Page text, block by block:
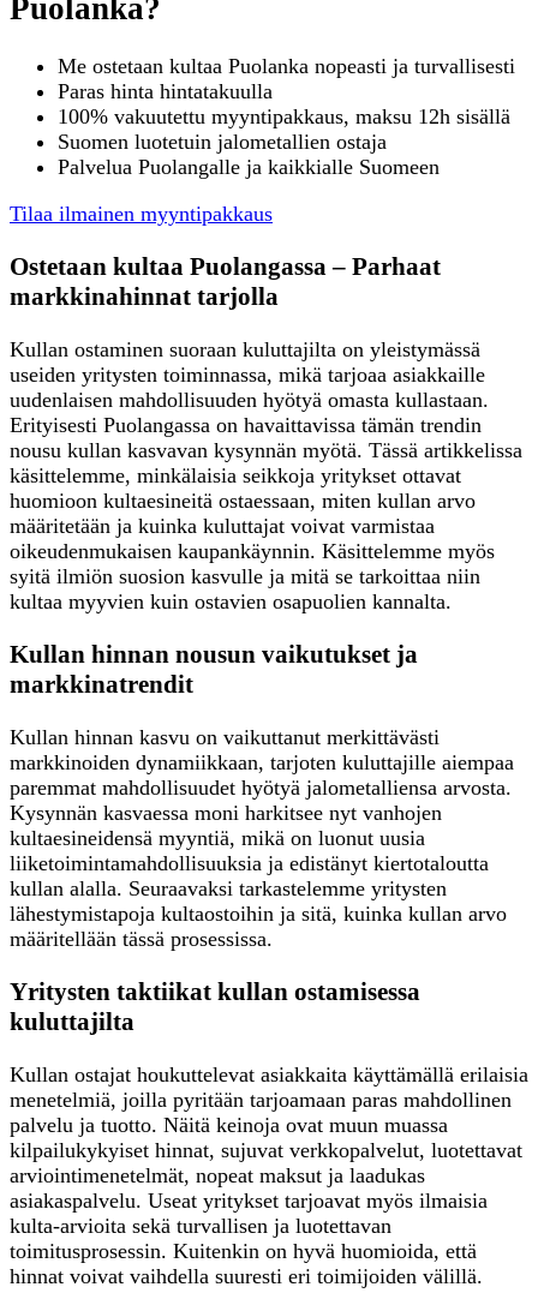
Puolanka?
Me ostetaan kultaa Puolanka nopeasti ja turvallisesti
Paras hinta hintatakuulla
100% vakuutettu myyntipakkaus, maksu 12h sisällä
Suomen luotetuin jalometallien ostaja
Palvelua Puolangalle ja kaikkialle Suomeen
Tilaa ilmainen myyntipakkaus
Ostetaan kultaa Puolangassa – Parhaat
markkinahinnat tarjolla
Kullan ostaminen suoraan kuluttajilta on yleistymässä
useiden yritysten toiminnassa, mikä tarjoaa asiakkaille
uudenlaisen mahdollisuuden hyötyä omasta kullastaan.
Erityisesti Puolangassa on havaittavissa tämän trendin
nousu kullan kasvavan kysynnän myötä. Tässä artikkelissa
käsittelemme, minkälaisia seikkoja yritykset ottavat
huomioon kultaesineitä ostaessaan, miten kullan arvo
määritetään ja kuinka kuluttajat voivat varmistaa
oikeudenmukaisen kaupankäynnin. Käsittelemme myös
syitä ilmiön suosion kasvulle ja mitä se tarkoittaa niin
kultaa myyvien kuin ostavien osapuolien kannalta.
Kullan hinnan nousun vaikutukset ja
markkinatrendit
Kullan hinnan kasvu on vaikuttanut merkittävästi
markkinoiden dynamiikkaan, tarjoten kuluttajille aiempaa
paremmat mahdollisuudet hyötyä jalometalliensa arvosta.
Kysynnän kasvaessa moni harkitsee nyt vanhojen
kultaesineidensä myyntiä, mikä on luonut uusia
liiketoimintamahdollisuuksia ja edistänyt kiertotaloutta
kullan alalla. Seuraavaksi tarkastelemme yritysten
lähestymistapoja kultaostoihin ja sitä, kuinka kullan arvo
määritellään tässä prosessissa.
Yritysten taktiikat kullan ostamisessa
kuluttajilta
Kullan ostajat houkuttelevat asiakkaita käyttämällä erilaisia
menetelmiä, joilla pyritään tarjoamaan paras mahdollinen
palvelu ja tuotto. Näitä keinoja ovat muun muassa
kilpailukykyiset hinnat, sujuvat verkkopalvelut, luotettavat
arviointimenetelmät, nopeat maksut ja laadukas
asiakaspalvelu. Useat yritykset tarjoavat myös ilmaisia
kulta-arvioita sekä turvallisen ja luotettavan
toimitusprosessin. Kuitenkin on hyvä huomioida, että
hinnat voivat vaihdella suuresti eri toimijoiden välillä.